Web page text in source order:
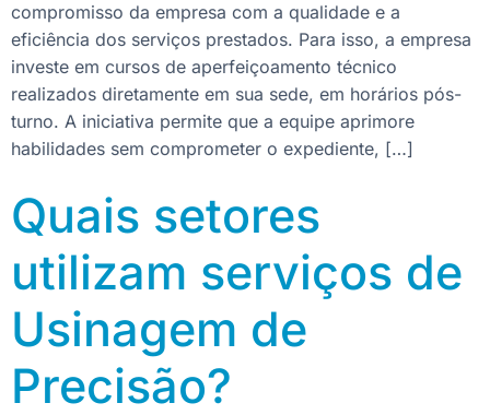
compromisso da empresa com a qualidade e a
eficiência dos serviços prestados. Para isso, a empresa
investe em cursos de aperfeiçoamento técnico
realizados diretamente em sua sede, em horários pós-
turno. A iniciativa permite que a equipe aprimore
habilidades sem comprometer o expediente, […]
Quais setores
utilizam serviços de
Usinagem de
Precisão?